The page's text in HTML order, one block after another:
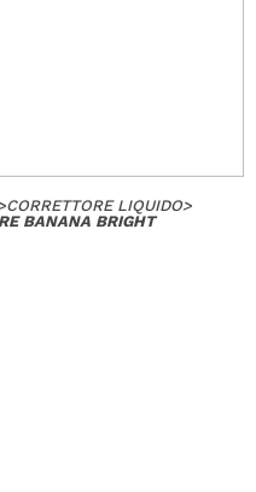
CORRETTORE LIQUIDO>
BANANA BRIGHT